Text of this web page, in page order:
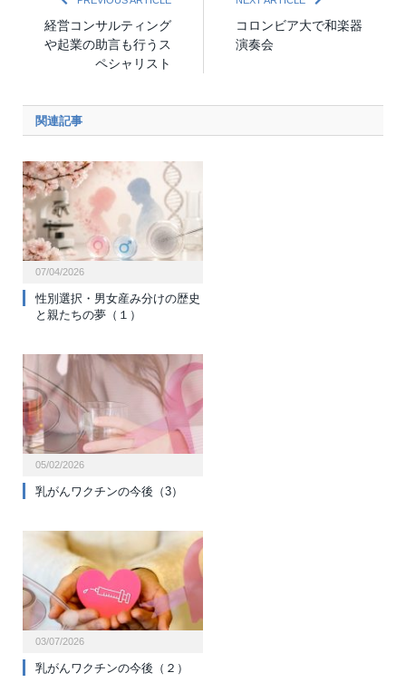
経営コンサルティング
や起業の助言も行うス
ペシャリスト
コロンビア大で和楽器
演奏会
関連記事
07/04/2026
性別選択・男女産み分けの歴史
と親たちの夢（１）
05/02/2026
乳がんワクチンの今後（3）
03/07/2026
乳がんワクチンの今後（２）